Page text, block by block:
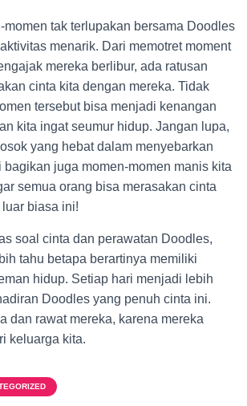
momen tak terlupakan bersama Doodles
menarik. Dari memotret moment
mereka berlibur, ada ratusan
cinta kita dengan mereka. Tidak
tersebut bisa menjadi kenangan
kita ingat seumur hidup. Jangan lupa,
yang hebat dalam menyebarkan
bagikan juga momen-momen manis kita
semua orang bisa merasakan cinta
biasa ini!
soal cinta dan perawatan Doodles,
tahu betapa berartinya memiliki
hidup. Setiap hari menjadi lebih
Doodles yang penuh cinta ini.
dan rawat mereka, karena mereka
keluarga kita.